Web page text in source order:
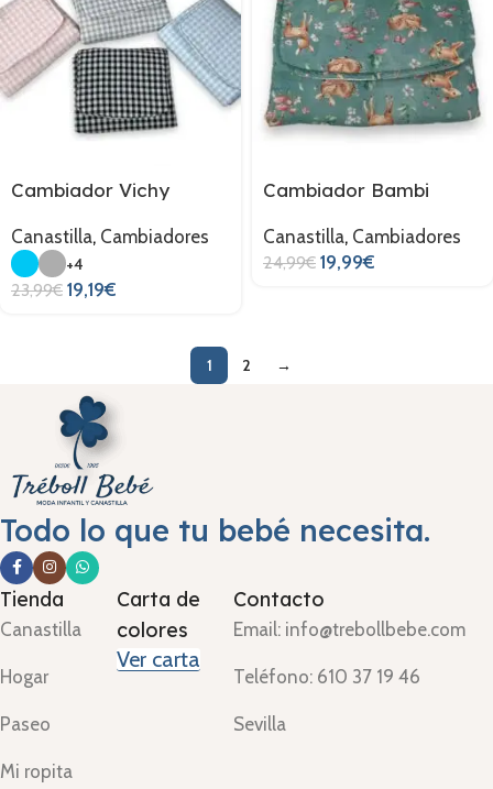
Cambiador Vichy
Canastilla, Cambiadores
+4
23,99€ 19,19€
Cambiador Bambi
Canastilla, Cambiadores
24,99€ 19,99€
1 2 →
Todo lo que tu bebé necesita.
Tienda
Canastilla
Hogar
Paseo
Mi ropita
Carta de
colores
Ver carta
Contacto
Email: info@trebollbebe.com
Teléfono: 610 37 19 46
Sevilla